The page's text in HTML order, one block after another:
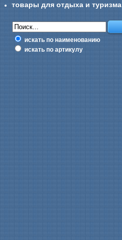
товары для отдыха и туризма
искать по наименованию
искать по артикулу